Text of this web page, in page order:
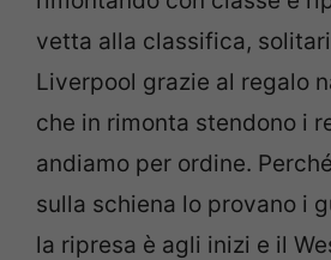
vetta alla classifica,
Liverpool grazie al regalo
che in rimonta stendono i
andiamo per ordine.
sulla schiena lo provano i
la ripresa è agli inizi e il